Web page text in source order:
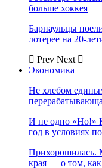
больше хоккея
Барнаульцы
лотерее на 20-
Prev Next
Экономика
Не хлебом
И не одно «Но!»
год в условиях
Прихорошилась.
края — о том,